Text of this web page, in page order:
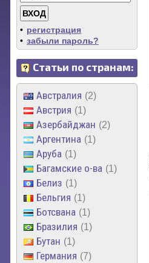
• регистрация
• забыли пароль?
Статьи по странам:
Австралия 2
Австрия 1
Азербайджан 2
Аргентина 1
Аруба 1
Багамские о-ва 1
Белиз 1
Бельгия 1
Ботсвана 1
Бразилия 1
Бутан 1
Германия 7